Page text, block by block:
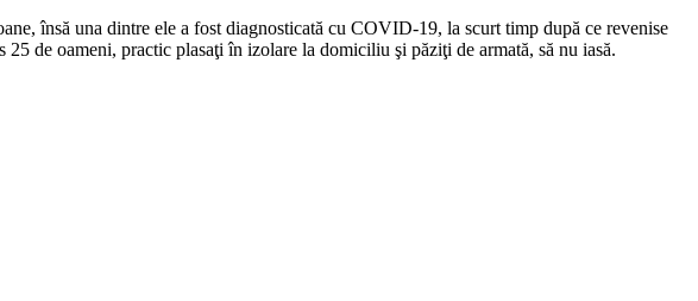
însă una dintre ele a fost diagnosticată cu COVID-19, la scurt timp după ce revenise
de oameni, practic plasaţi în izolare la domiciliu şi păziţi de armată, să nu iasă.